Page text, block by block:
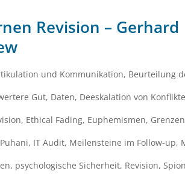
Revision – Gerhard
und Kommunikation, Beurteilung
Gut, Daten, Deeskalation von
, Ethical Fading, Euphemismen,
, IT Audit, Meilensteine im Follow-up,
, psychologische Sicherheit, Revision,